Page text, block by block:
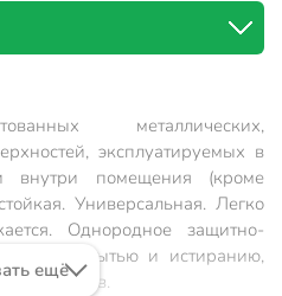
металлических,
эксплуатируемых в
внутри помещения (кроме
Универсальная. Легко
Однородное защитно-
к мытью и истиранию,
средств.
ещё